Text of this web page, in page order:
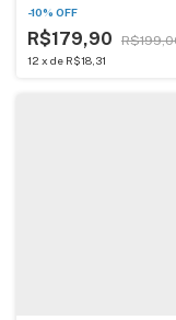
-10% OFF
R$179,90
12 x de R$18,31